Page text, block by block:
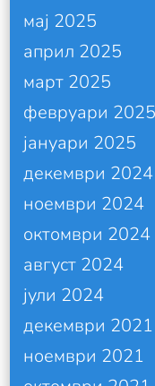
мај 2025
април 2025
март 2025
февруари 2025
јануари 2025
декември 2024
ноември 2024
октомври 2024
август 2024
јули 2024
декември 2021
ноември 2021